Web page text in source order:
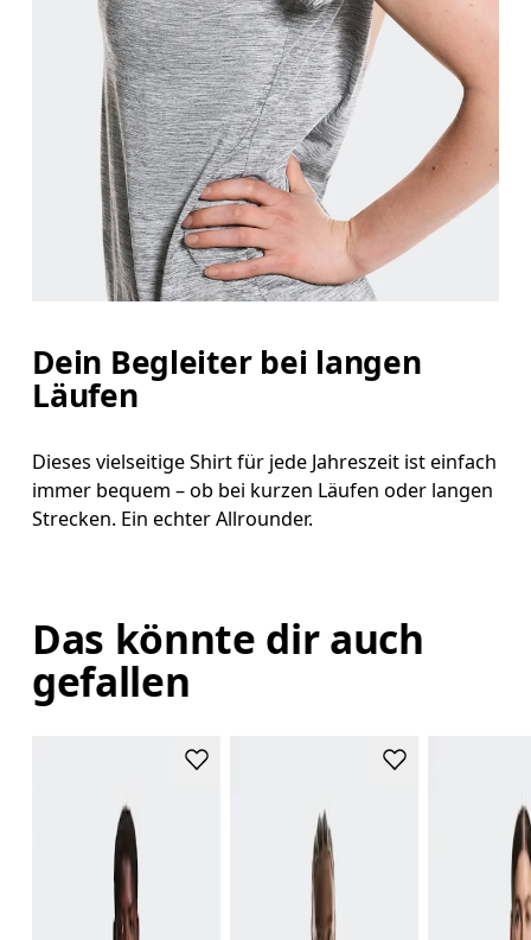
Dein Begleiter bei langen
Läufen
Dieses vielseitige Shirt für jede Jahreszeit ist einfach
immer bequem – ob bei kurzen Läufen oder langen
Strecken. Ein echter Allrounder.
Das könnte dir auch
gefallen